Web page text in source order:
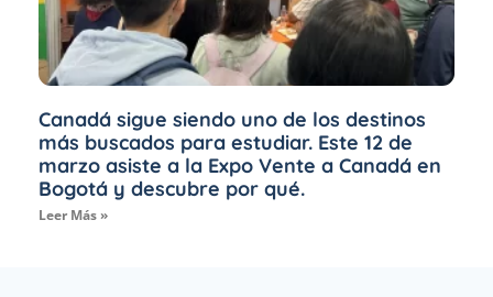
Canadá sigue siendo uno de los destinos
más buscados para estudiar. Este 12 de
marzo asiste a la Expo Vente a Canadá en
Bogotá y descubre por qué.
Leer Más »